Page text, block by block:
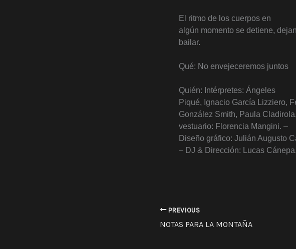
El ritmo de los cuerpos en
algún momento se detiene,
bailar.
Qué: No envejeceremos juntos
Quién: Intérpretes: Ángeles
Piqué, Ignacio García Lizziero,
González Smith, Paula
vestuario: Florencia Mangini. –
Diseño gráfico: Julián Augusto
– DJ & Dirección: Lucas
PREVIOUS
NOTAS PARA LA MONTAÑA